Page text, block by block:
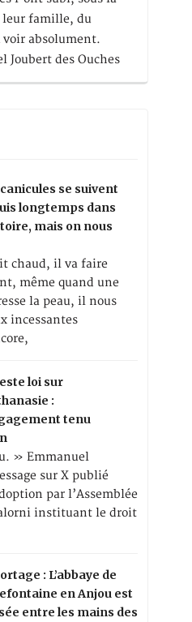
leur famille, du
absolument.
Joubert des Ouches
se suivent
longtemps dans
mais on nous
chaud, il va faire
même quand une
la peau, il nous
incessantes
loi sur
:
tenu
» Emmanuel
sur X publié
par l’Assemblée
instituant le droit
: L’abbaye de
en Anjou est
entre les mains des